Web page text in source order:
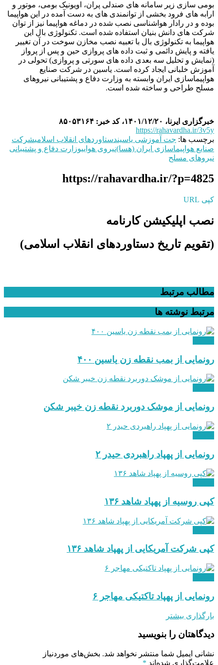
بومی سازی زیر سامانه های صندلی پران، اویونیک بومی، موتور و
ارابه های فرود بخشی از توانمندی های به دست آمده در این هواپیما
بوده و در رادار هواشناسی نصب شده در دماغه هواپیما نیز از توان
شرکت های دانش بنیان استفاده شده است. تکنولوژی بال این
هواپیما به تکنولوژی بال با تعبیه نصب مخازن سوخت در آن تغییر
یافته و پایش دائمی و ثبت داده های پروازی حین و پس از پرواز
(نمایش و تحلیل سه بعدی داده های سورتی و پروازی) تحولی در
آموزش خلبانی ایجاد کرده است. یاسین در شرکت صنایع
هواپیماسازی ایران وابسته به وزارت دفاع و پشتیبانی نیروهای
مسلح طراحی و ساخته شده است.
خبرگزاری ایرنا، ۱۴۰۱/۱۲/۲۰، کد خبر: ۸۵۰۵۳۱۶۴
https://rahavardha.ir/3v5y
برچسب ها: جت آموزشی یاسیندستاوردهای انقلاب اسلامیشرکت
صنایع هواپیماسازی ایران (هسا)نیروی هواییوزارت دفاع و پشتیبانی
نیروهای مسلح
https://rahavardha.ir/?p=4825
کپی URL
نصب اپلیکیشن کارنامه
(تقویم تاریخ دستاوردهای انقلاب اسلامی​)
مطالب مرتبط
مرتبط نوشته ها
رونمایی از بمب نقطه زن یاسین ۴۰۰
رونمایی از موشک دوربرد نقطه زن خیبر شکن
رونمایی از پهپاد راهبردی حیدر ۲
کپی روسیه از پهپاد شاهد ۱۳۶
کپی شرکت آمریکایی از پهپاد شاهد ۱۳۶
رونمایی از پهپاد تاکتیکی مهاجر ۶
بارگذاری بیشتر
دیدگاهتان را بنویسید
نشانی ایمیل شما منتشر نخواهد شد. بخش‌های موردنیاز
علامت‌گذاری شده‌اند *